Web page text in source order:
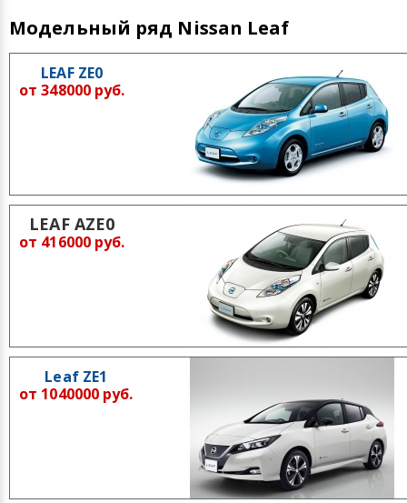
Модельный ряд Nissan Leaf
LEAF ZE0
от 348000 руб.
LEAF AZE0
от 416000 руб.
Leaf ZE1
от 1040000 руб.